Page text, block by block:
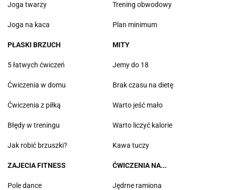
Joga twarzy
Joga na kaca
Trening obwodowy
Plan minimum
PŁASKI BRZUCH
5 łatwych ćwiczeń
Ćwiczenia w domu
Ćwiczenia z piłką
Błędy w treningu
Jak robić brzuszki?
MITY
Jemy do 18
Brak czasu na dietę
Warto jeść mało
Warto liczyć kalorie
Kawa tuczy
ZAJECIA FITNESS
Pole dance
ĆWICZENIA NA...
Jędrne ramiona